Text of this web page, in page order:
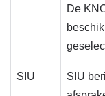
De
SIU
SIU